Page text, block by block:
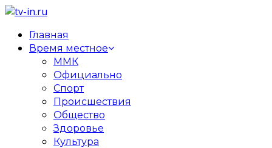
Главная
Время местное
ММК
Официально
Спорт
Происшествия
Общество
Здоровье
Культура